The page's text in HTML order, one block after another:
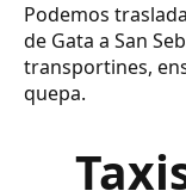
Podemos
de Gata a San
transportines,
quepa.